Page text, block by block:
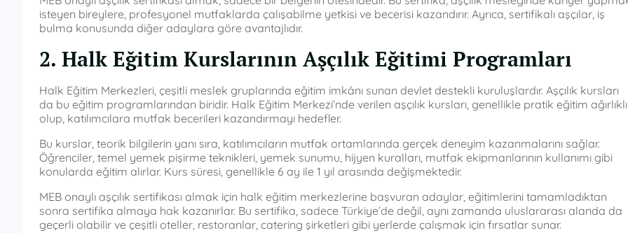
isteyen bireylere, profesyonel mutfaklarda çalışabilme yetkisi ve becerisi kazandırır. Ayrıca, sertifikalı aşçılar, iş
bulma konusunda diğer adaylara göre avantajlıdır.
2. Halk Eğitim Kurslarının Aşçılık Eğitimi Programları
Halk Eğitim Merkezleri, çeşitli meslek gruplarında eğitim imkânı sunan devlet destekli kuruluşlardır. Aşçılık kursları
da bu eğitim programlarından biridir. Halk Eğitim Merkezi’nde verilen aşçılık kursları, genellikle pratik eğitim ağırlıklı
olup, katılımcılara mutfak becerileri kazandırmayı hedefler.
Bu kurslar, teorik bilgilerin yanı sıra, katılımcıların mutfak ortamlarında gerçek deneyim kazanmalarını sağlar.
Öğrenciler, temel yemek pişirme teknikleri, yemek sunumu, hijyen kuralları, mutfak ekipmanlarının kullanımı gibi
konularda eğitim alırlar. Kurs süresi, genellikle 6 ay ile 1 yıl arasında değişmektedir.
MEB onaylı aşçılık sertifikası almak için halk eğitim merkezlerine başvuran adaylar, eğitimlerini tamamladıktan
sonra sertifika almaya hak kazanırlar. Bu sertifika, sadece Türkiye’de değil, aynı zamanda uluslararası alanda da
geçerli olabilir ve çeşitli oteller, restoranlar, catering şirketleri gibi yerlerde çalışmak için fırsatlar sunar.